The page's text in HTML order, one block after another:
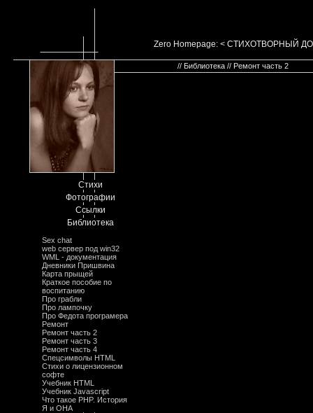
Zero Homepage: < СТИХОТВОРНЫЙ
Стихи
Фотографии
Ссылки
Библиотека
Sex chat
web сервер под win32
WML - документация
Дневники Пришвина
Карта прыщей
Краткое пособие по
воспитанию
Про грабли
Про лампочку
Про Федота програмера
Ремонт
Ремонт часть 2
Ремонт часть 3
Ремонт часть 4
Спецсимволы HTML
Стихи о лицензионном
софте
Учебник HTML
Учебник Javascript
Что такое PHP. История
Я и ОНА
// Библиотека // Ремонт часть 2